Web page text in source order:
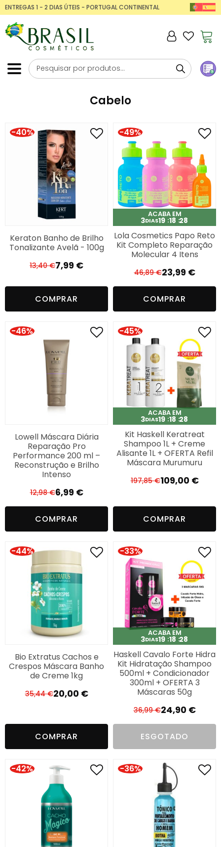
ENTREGAS 1 - 2 DIAS ÚTEIS - PORTUGAL CONTINENTAL
Cabelo
-40%
Keraton Banho de Brilho
Tonalizante Avelã - 100g
13,40€O
original
7,99 €
O
atual
COMPRAR
-49%
ACABA EM
3DIAS19 18 27
Lola Cosmetics Papo Reto
Kit Completo Reparação
Molecular 4 Itens
46,89€ O
preço
original
era:
23,99 €
O
preço
atual
é:
COMPRAR
-46%
Lowell Máscara Diária
Reparação Pro
Performance 200 ml –
Reconstrução e Brilho
Intenso
12,98€O
preço
original
era:
6,99 €
O
preço
atual
é:
COMPRAR
-45%
ACABA EM
3DIAS19 18 27
Kit Haskell Keratreat
Shampoo 1L + Creme
Alisante 1L + OFERTA Refil
Máscara Murumuru
197,85€ O
original
era:
197,85 €.
109,00 €
O
atual
é:
109,00 €.
COMPRAR
-44%
Bio Extratus Cachos e
Crespos Máscara Banho
de Creme 1kg
35,44€ O
original
era:
35,44 €.
20,00 €
O
atual
é:
20,00 €.
COMPRAR
-33%
ACABA EM
3DIAS19 18 27
Haskell Cavalo Forte Hidra
Kit Hidratação Shampoo
500ml + Condicionador
300ml + OFERTA 3
Máscaras 50g
36,99€ O
preço
original
era:
36,99 €.
24,90 €
O
preço
atual
é:
24,90 €.
ESGOTADO
-42% -36%